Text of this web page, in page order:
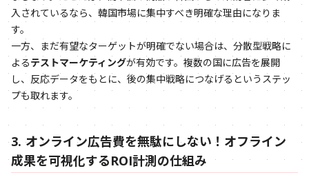
入されているなら、韓国市場に集中すべき明確な理由になりま
す。
一方、まだ有望なターゲットが明確でない場合は、分散型戦略に
よるテストマーケティングが有効です。複数の国に広告を展開
し、反応データをもとに、後の集中戦略につなげるというステッ
プも取れます。
3. オンライン広告費を無駄にしない！オフライン
成果を可視化するROI計測の仕組み